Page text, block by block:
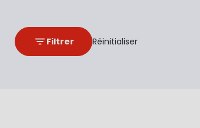
Filtrer Réinitialiser